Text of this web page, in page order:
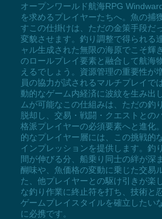
オープンワールド航海RPG
を求めるプレイヤーたちへ。魚の捕
すこの仕掛けは、ただの金策手段だ
変貌させます。釣り調整で得られる
ャル生成された無限の海原でこそ輝
のロールプレイ要素と融合して航海
えるでしょう。資源管理の重要性が
員の協力が試されるマルチプレイで
動的なゲーム内経済に波紋を生み出
ムが可能なこの仕組みは、ただの釣
脱却し、交易・戦闘・クエストとの
格派プレイヤーの必須要素へと進化
的なプレイヤー層には、この挑戦的
インプレッションを提供します。釣
間が伸びる分、船乗り同士の絆が深
醐味や、魚価格の変動に乗じた交易
た、他プレイヤーとの駆け引きが楽
な釣り作業に終止符を打ち、技術と
ゲームプレイスタイルを確立したい
に必携です。